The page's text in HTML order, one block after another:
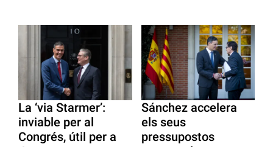
La ‘via Starmer’:
inviable per al
Congrés, útil per a
Sánchez accelera
els seus
pressupostos